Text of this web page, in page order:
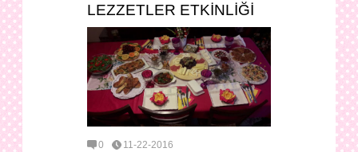
LEZZETLER ETKİNLİĞİ
0 11-22-2016